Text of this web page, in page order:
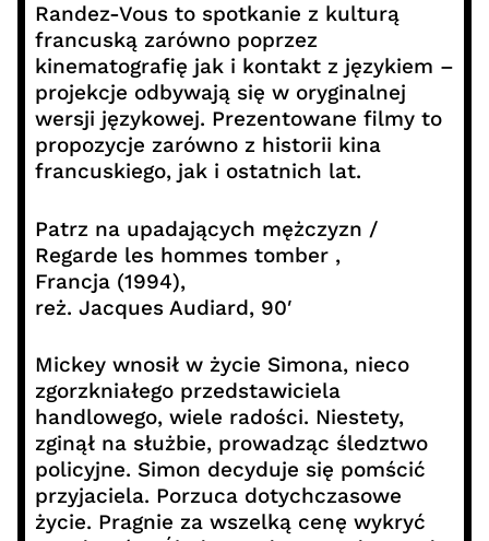
Randez-Vous to spotkanie z kulturą
francuską zarówno poprzez
kinematografię jak i kontakt z językiem –
projekcje odbywają się w oryginalnej
wersji językowej. Prezentowane filmy to
propozycje zarówno z historii kina
francuskiego, jak i ostatnich lat.
Patrz na upadających mężczyzn /
Regarde les hommes tomber ,
Francja (1994),
reż. Jacques Audiard, 90′
Mickey wnosił w życie Simona, nieco
zgorzkniałego przedstawiciela
handlowego, wiele radości. Niestety,
zginął na służbie, prowadząc śledztwo
policyjne. Simon decyduje się pomścić
przyjaciela. Porzuca dotychczasowe
życie. Pragnie za wszelką cenę wykryć